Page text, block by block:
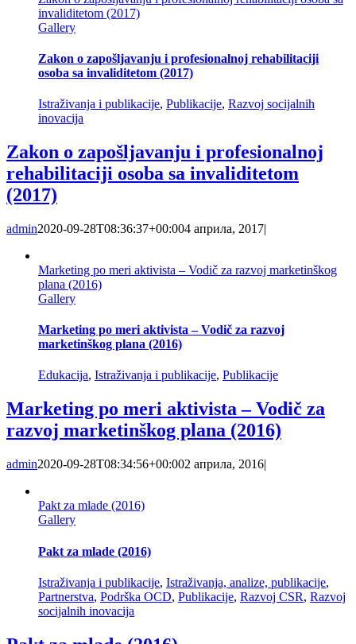
invaliditetom (2017)
Gallery
Zakon o zapošljavanju i profesionalnoj rehabilitaciji
osoba sa invaliditetom (2017)
Istraživanja i publikacije, Publikacije, Razvoj socijalnih
inovacija
Zakon o zapošljavanju i profesionalnoj
rehabilitaciji osoba sa invaliditetom
(2017)
admin2020-09-28T08:36:37+00:004 априла, 2017|
Marketing po meri aktivista – Vodič za razvoj marketinškog
plana (2016)
Gallery
Marketing po meri aktivista – Vodič za razvoj
marketinškog plana (2016)
Edukacija, Istraživanja i publikacije, Publikacije
Marketing po meri aktivista – Vodič za
razvoj marketinškog plana (2016)
admin2020-09-28T08:34:56+00:002 априла, 2016|
Pakt za mlade (2016)
Gallery
Pakt za mlade (2016)
Istraživanja i publikacije, Istraživanja, analize, publikacije,
Partnerstva, Podrška OCD, Publikacije, Razvoj CSR, Razvoj
socijalnih inovacija